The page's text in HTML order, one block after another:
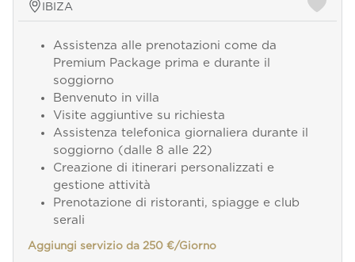
IBIZA
Assistenza alle prenotazioni come da
Premium Package prima e durante il
soggiorno
Benvenuto in villa
Visite aggiuntive su richiesta
Assistenza telefonica giornaliera durante il
soggiorno (dalle 8 alle 22)
Creazione di itinerari personalizzati e
gestione attività
Prenotazione di ristoranti, spiagge e club
serali
Aggiungi servizio da 250 €/Giorno